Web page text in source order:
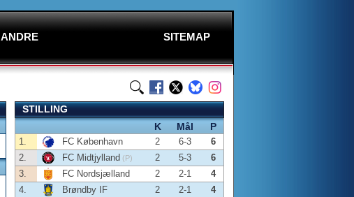
ANDRE SITEMAP
STILLING
K
Mål P
1. FC København 2 6-3
6
2.
FC Midtjylland (P) 2 5-3
6
3.
FC Nordsjælland 2 2-1
4
4.
Brøndby IF 2 2-1
4